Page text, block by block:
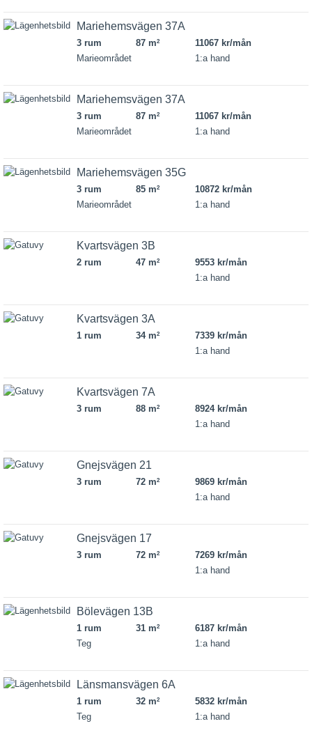
Mariehemsvägen 37A
3 rum 87 m2
11067 kr/mån
Marieområdet
1:a hand
Mariehemsvägen 37A
3 rum 87 m2
11067 kr/mån
Marieområdet
1:a hand
Mariehemsvägen 35G
3 rum 85 m2
10872 kr/mån
Marieområdet
1:a hand
Kvartsvägen 3B
2 rum 47 m2
9553 kr/mån
1:a hand
Kvartsvägen 3A
1 rum 34 m2
7339 kr/mån
1:a hand
Kvartsvägen 7A
3 rum 88 m2
8924 kr/mån
1:a hand
Gnejsvägen 21
3 rum 72 m2
9869 kr/mån
1:a hand
Gnejsvägen 17
3 rum 72 m2
7269 kr/mån
1:a hand
Bölevägen 13B
1 rum 31 m2
6187 kr/mån
Teg
1:a hand
Länsmansvägen 6A
1 rum 32 m2
5832 kr/mån
Teg
1:a hand